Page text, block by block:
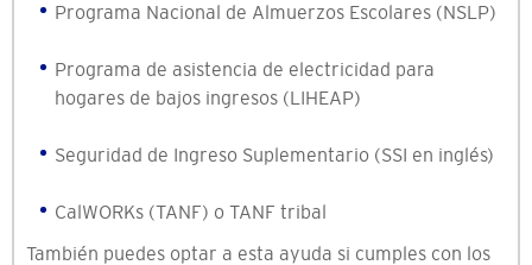
Programa Nacional de Almuerzos Escolares (NSLP)
Programa de asistencia de electricidad para
hogares de bajos ingresos (LIHEAP)
Seguridad de Ingreso Suplementario (SSI en inglés)
CalWORKs (TANF) o TANF tribal
También puedes optar a esta ayuda si cumples con los